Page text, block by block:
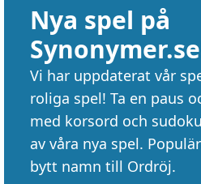
Nya spel på
Vi har uppdaterat vår
roliga spel! Ta en paus
med korsord och
av våra nya spel.
bytt namn till Ordröj.